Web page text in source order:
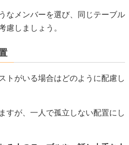
すが、一人で孤立しない配置にし
る人のテーブルや、話し上手な人
同級生と同じテーブル、親の友人